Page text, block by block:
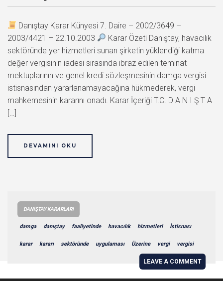
Danıştay Karar Künyesi 7. Daire – 2002/3649 –
2003/4421 – 22.10.2003
Karar Özeti Danıştay, havacılık
sektöründe yer hizmetleri sunan şirketin yüklendiği katma
değer vergisinin iadesi sırasında ibraz edilen teminat
mektuplarının ve genel kredi sözleşmesinin damga vergisi
istisnasından yararlanamayacağına hükmederek, vergi
mahkemesinin kararını onadı. Karar İçeriği T.C. D A N I Ş T A
[…]
DEVAMINI OKU
DANIŞTAY KARARLARI
damga danıştay faaliyetinde havacılık hizmetleri İstisnası
karar kararı sektöründe uygulaması Üzerine vergi vergisi
LEAVE A COMMENT